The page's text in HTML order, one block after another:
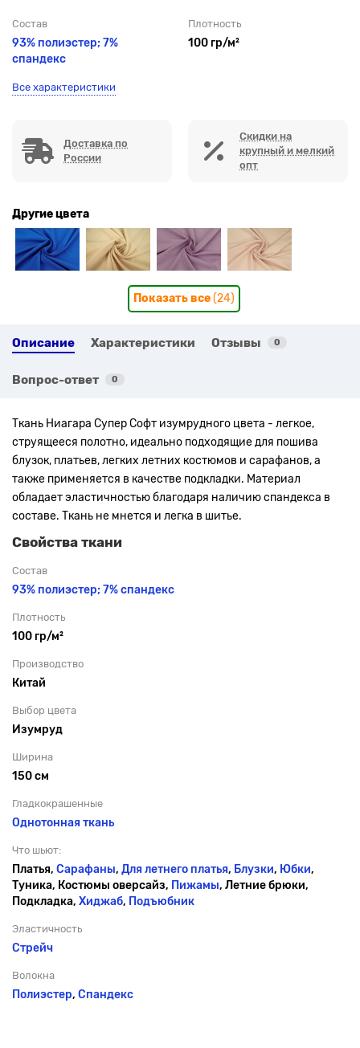
Состав
93% полиэстер; 7%
спандекс
Плотность
100 гр/м²
Все характеристики
Доставка по
России
Скидки на
крупный и мелкий
опт
Другие цвета
Показать все(24)
Описание Характеристики Отзывы 0
Вопрос-ответ 0
Ткань Ниагара Супер Софт изумрудного цвета - легкое,
струящееся полотно, идеально подходящие для пошива
блузок, платьев, легких летних костюмов и сарафанов, а
также применяется в качестве подкладки. Материал
обладает эластичностью благодаря наличию спандекса в
составе. Ткань не мнется и легка в шитье.
Свойства ткани
Состав
93% полиэстер; 7% спандекс
Плотность
100 гр/м²
Производство
Китай
Выбор цвета
Изумруд
Ширина
150 см
Гладкокрашенные
Однотонная ткань
Что шьют:
Платья, Сарафаны, Для летнего платья, Блузки, Юбки,
Туника, Костюмы оверсайз, Пижамы, Летние брюки,
Подкладка, Хиджаб, Подъюбник
Эластичность
Стрейч
Волокна
Полиэстер, Спандекс